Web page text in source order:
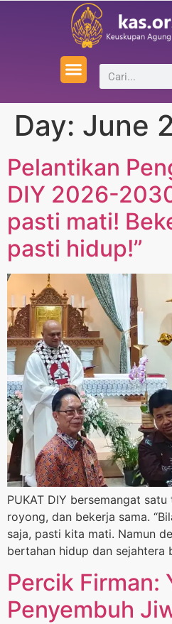
Day: June
Pelantikan
DIY 2026-
pasti mati!
pasti hidup!”
PUKAT DIY bersemangat
royong, dan bekerja sama.
saja, pasti kita mati. Namun
bertahan hidup dan sejahtera
Percik Firman:
Penyembuh